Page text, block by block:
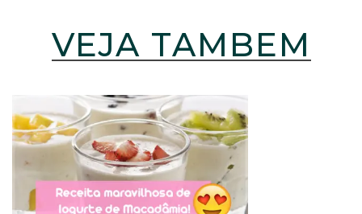
VEJA TAMBÉM